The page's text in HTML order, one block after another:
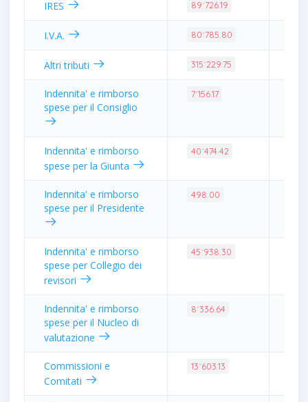
IRES 89˙726.19
I.V.A. 80˙785.80
Altri tributi 315˙229.75
Indennita' e rimborso
spese per il Consiglio
7˙156.17
Indennita' e rimborso
spese per la Giunta
40˙474.42
Indennita' e rimborso
spese per il Presidente
498.00
Indennita' e rimborso
spese per Collegio dei
revisori
45˙938.30
Indennita' e rimborso
spese per il Nucleo di
valutazione
8˙336.64
Commissioni e
Comitati
13˙603.13